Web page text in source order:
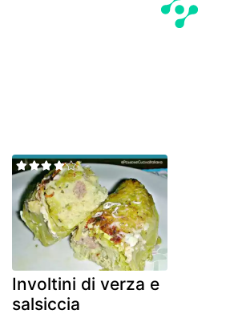
Involtini di verza e
salsiccia